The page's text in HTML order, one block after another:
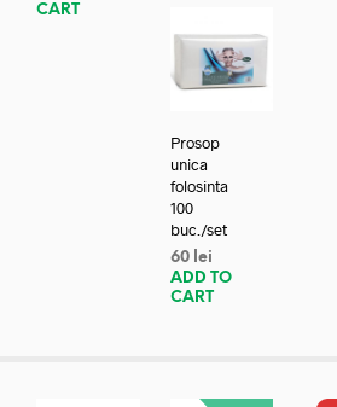
CART
Prosop
unica
folosinta
100
buc./set
60 lei
ADD TO
CART